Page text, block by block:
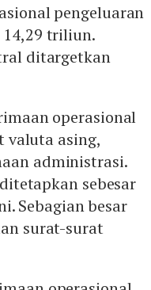
pengeluaran
14,29 triliun.
ditargetkan
operasional
valuta asing,
administrasi.
sebesar
Sebagian besar
surat-surat